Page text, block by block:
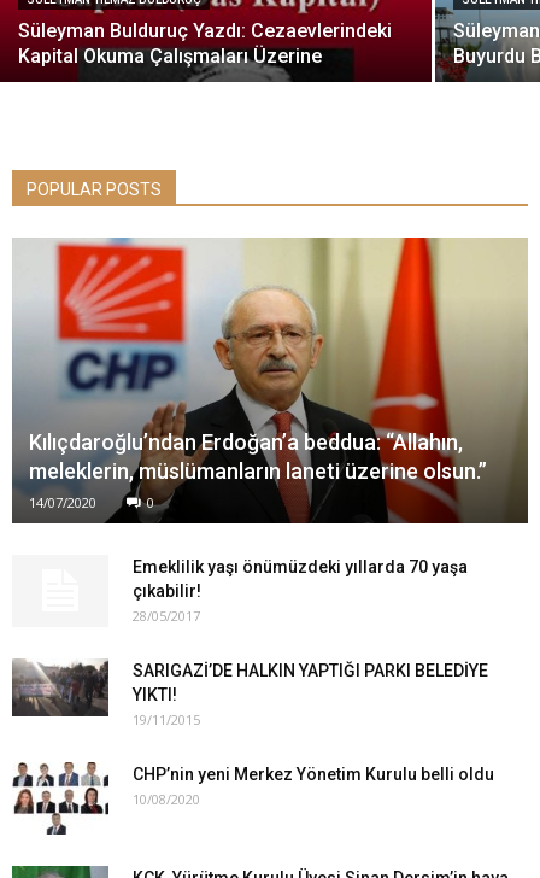
Süleyman Bulduruç Yazdı: Cezaevlerindeki
Kapital Okuma Çalışmaları Üzerine
Buyurdu
POPULAR POSTS
Kılıçdaroğlu’ndan Erdoğan’a beddua: “Allahın,
meleklerin, müslümanların laneti üzerine olsun.”
14/07/2020 0
Emeklilik yaşı önümüzdeki yıllarda 70 yaşa
çıkabilir!
28/05/2017
SARIGAZİ’DE HALKIN YAPTIĞI PARKI BELEDİYE
YIKTI!
19/11/2015
CHP’nin yeni Merkez Yönetim Kurulu belli oldu
10/08/2020